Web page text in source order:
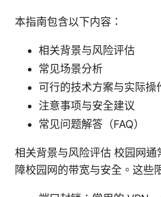
本指南包含以下内容：
相关背景与风险评估
常见场景分析
可行的技术方案与实际操
注意事项与安全建议
常见问题解答（FAQ）
相关背景与风险评估 校园网
障校园网的带宽与安全。这些